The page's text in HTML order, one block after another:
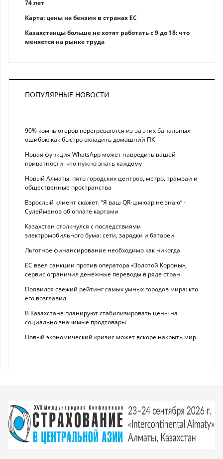
74 лет
Карта: цены на бензин в странах ЕС
Казахстанцы больше не хотят работать с 9 до 18: что
меняется на рынке труда
ПОПУЛЯРНЫЕ НОВОСТИ
90% компьютеров перегреваются из-за этих банальных
ошибок: как быстро охладить домашний ПК
Новая функция WhatsApp может навредить вашей
приватности: что нужно знать каждому
Новый Алматы: пять городских центров, метро, трамваи и
общественные пространства
Взрослый клиент скажет: “Я ваш QR-шмюар не знаю“ -
Сулейменов об оплате картами
Казахстан столкнулся с последствиями
электромобильного бума: сети, зарядки и батареи
Льготное финансирование необходимо как никогда
ЕС ввел санкции против оператора «Золотой Короны»,
сервис ограничил денежные переводы в ряде стран
Появился свежий рейтинг самых умных городов мира: кто
его возглавил
В Казахстане планируют стабилизировать цены на
социально значимые продтовары
Новый экономический кризис может вскоре накрыть мир